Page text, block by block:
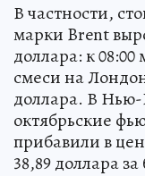
В частности,
марки Brent
доллара: к 08:00
смеси на
доллара. В
октябрьские
прибавили в
38,89 доллара